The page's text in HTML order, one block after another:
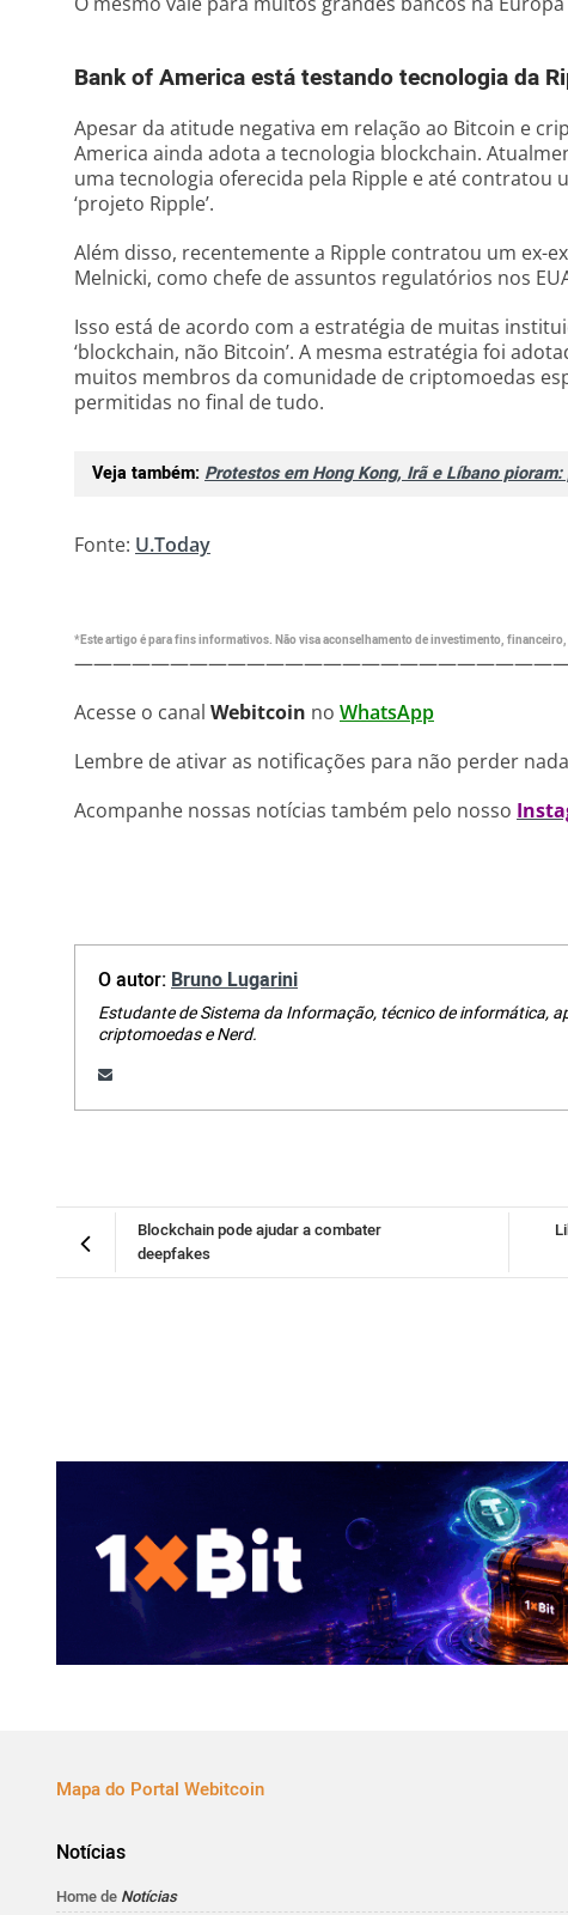
Bank of America está testando tecnologia da
Apesar da atitude negativa em relação ao Bitcoin e
America ainda adota a tecnologia blockchain.
uma tecnologia oferecida pela Ripple e até contratou
‘projeto Ripple’.
Além disso, recentemente a Ripple contratou um ex-
Melnicki, como chefe de assuntos regulatórios nos
Isso está de acordo com a estratégia de muitas
‘blockchain, não Bitcoin’. A mesma estratégia foi
muitos membros da comunidade de criptomoedas
permitidas no final de tudo.
Veja também: Protestos em Hong Kong, Irã e Líbano
Fonte: U.Today
*Este artigo é para fins informativos. Não visa aconselhamento de investimento,
Acesse o canal Webitcoin no WhatsApp
Lembre de ativar as notificações para não perder
Acompanhe nossas notícias também pelo nosso
O autor:Bruno Lugarini
Estudante de Sistema da Informação, técnico de informática,
criptomoedas e Nerd.
Blockchain pode ajudar a combater
deepfakes
Mapa do Portal Webitcoin
Notícias
Home de Notícias